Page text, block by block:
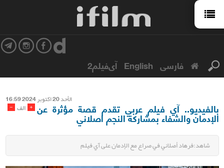
فارسی English آی‌فیلم2
الأحد 20 اکتوبر 2024 16:59
- الف + بالفيديو.. آي فيلم عربي تقدم قصة مؤثرة عن
الإدمان والشفاء بمشاركة النجم اصلاني
شاهد:فرهاد أصلاني في صراع مع الإدمان على آي فيلم